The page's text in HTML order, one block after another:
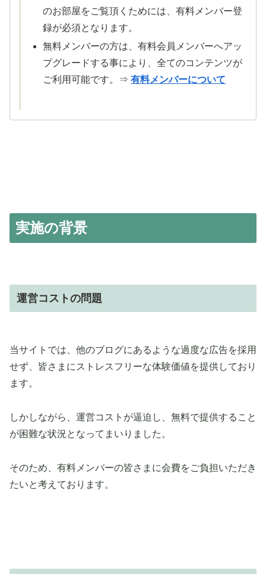
のお部屋をご覧頂くためには、有料メンバー登
録が必須となります。
無料メンバーの方は、有料会員メンバーへアッ
プグレードする事により、全てのコンテンツが
ご利用可能です。⇒有料メンバーについて
実施の背景
運営コストの問題
当サイトでは、他のブログにあるような過度な広告を採用
せず、皆さまにストレスフリーな体験価値を提供しており
ます。
しかしながら、運営コストが逼迫し、無料で提供すること
が困難な状況となってまいりました。
そのため、有料メンバーの皆さまに会費をご負担いただき
たいと考えております。